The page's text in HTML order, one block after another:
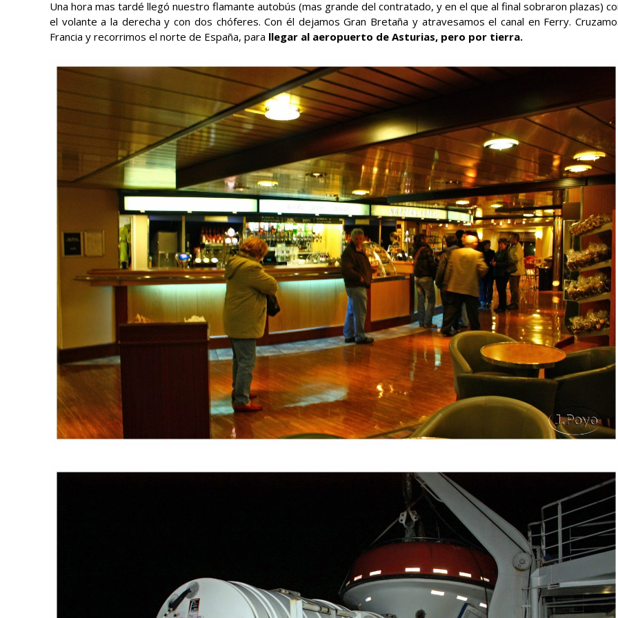
Una hora mas tardé llegó nuestro flamante autobús (mas grande del contratado, y en el que al final sobraron plazas)
el volante a la derecha y con dos chóferes. Con él dejamos Gran Bretaña y atravesamos el canal en Ferry.
Francia y recorrimos el norte de España, para llegar al aeropuerto de Asturias, pero por tierra.